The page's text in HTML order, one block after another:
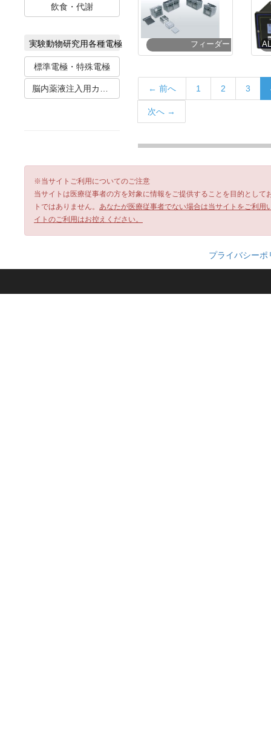
飲食・代謝
実験動物研究用各種電極
標準電極・特殊電極
脳内薬液注入用カニューレ
フィーダー
← 前へ 1 2 3
次へ →
※当サイトご利用についてのご注意
当サイトは医療従事者の方を対象に情報をご提供することを目的とし
トではありません。 あなたが医療従事者でない場合は当サイトをご利
イトのご利用はお控えください。
プライバシーポ